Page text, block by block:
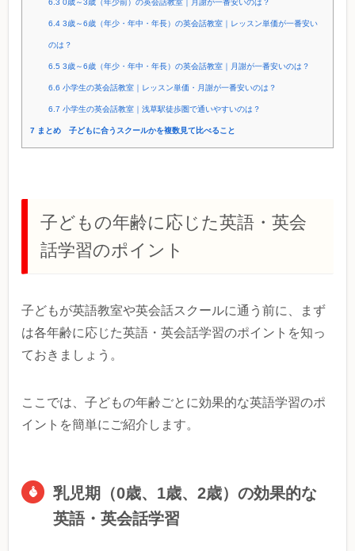
6.3 0歳～3歳（年少前）の英会話教室｜月謝が一番安いのは？
6.43歳～6歳（年少・年中・年長）の英会話教室｜レッスン単価が一番安い
のは？
6.5 3歳～6歳（年少・年中・年長）の英会話教室｜月謝が一番安いのは？
6.6 小学生の英会話教室｜レッスン単価・月謝が一番安いのは？
6.7 小学生の英会話教室｜浅草駅徒歩圏で通いやすいのは？
7 まとめ 子どもに合うスクールかを複数見て比べること
子どもの年齢に応じた英語・英会
話学習のポイント
子どもが英語教室や英会話スクールに通う前に、まず
は各年齢に応じた英語・英会話学習のポイントを知っ
ておきましょう。
ここでは、子どもの年齢ごとに効果的な英語学習のポ
イントを簡単にご紹介します。
乳児期（0歳、1歳、2歳）の効果的な
英語・英会話学習